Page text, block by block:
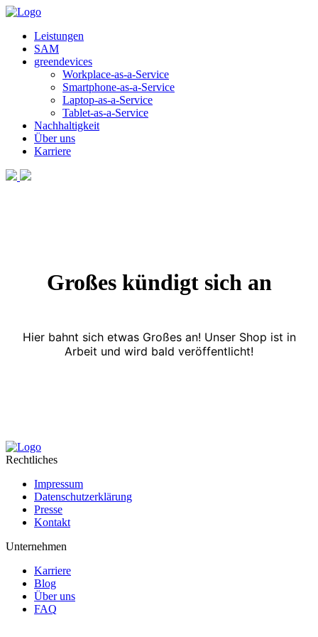
Leistungen
SAM
greendevices
Workplace-as-a-Service
Smartphone-as-a-Service
Laptop-as-a-Service
Tablet-as-a-Service
Nachhaltigkeit
Über uns
Karriere
Großes kündigt sich an
Hier bahnt sich etwas Großes an! Unser Shop ist in
Arbeit und wird bald veröffentlicht!
Rechtliches
Impressum
Datenschutzerklärung
Presse
Kontakt
Unternehmen
Karriere
Blog
Über uns
FAQ